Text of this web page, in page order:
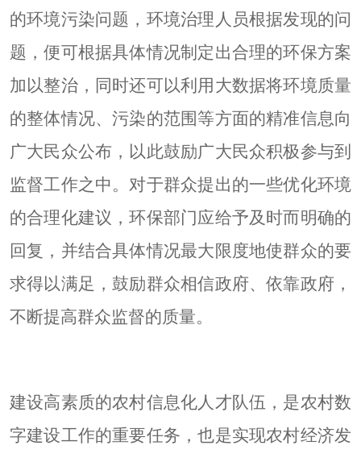
的环境污染问题，环境治理人员根据发现的问
题，便可根据具体情况制定出合理的环保方案
加以整治，同时还可以利用大数据将环境质量
的整体情况、污染的范围等方面的精准信息向
广大民众公布，以此鼓励广大民众积极参与到
监督工作之中。对于群众提出的一些优化环境
的合理化建议，环保部门应给予及时而明确的
回复，并结合具体情况最大限度地使群众的要
求得以满足，鼓励群众相信政府、依靠政府，
不断提高群众监督的质量。
建设高素质的农村信息化人才队伍，是农村数
字建设工作的重要任务，也是实现农村经济发